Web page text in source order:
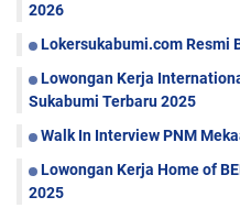
2026
Lokersukabumi.com Resmi
Lowongan Kerja
Sukabumi Terbaru 2025
Walk In Interview PNM
Lowongan Kerja Home of
2025